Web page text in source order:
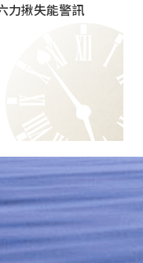
力揪失能警訊